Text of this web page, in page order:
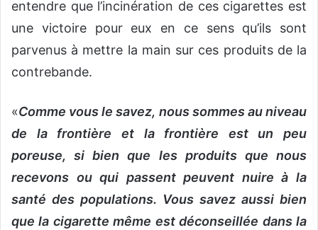
entendre que l’incinération de ces cigarettes est
une victoire pour eux en ce sens qu’ils sont
parvenus à mettre la main sur ces produits de la
contrebande.
«Comme vous le savez, nous sommes au niveau
de la frontière et la frontière est un peu
poreuse, si bien que les produits que nous
recevons ou qui passent peuvent nuire à la
santé des populations. Vous savez aussi bien
que la cigarette même est déconseillée dans la